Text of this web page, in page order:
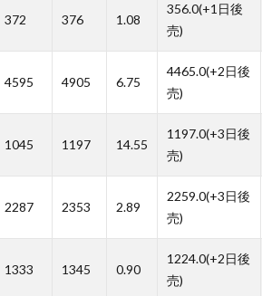
372 376 1.08
356.0(+1日後
売)
4595 4905 6.75
4465.0(+2日後
売)
1045 1197 14.55
1197.0(+3日後
売)
2287 2353 2.89
2259.0(+3日後
売)
1333 1345 0.90
1224.0(+2日後
売)